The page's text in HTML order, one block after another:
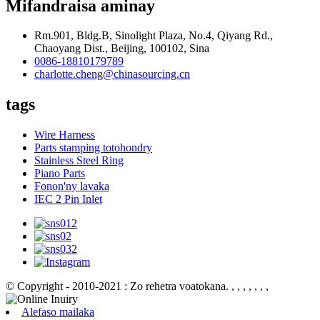
Mifandraisa aminay
Rm.901, Bldg.B, Sinolight Plaza, No.4, Qiyang Rd.,
Chaoyang Dist., Beijing, 100102, Sina
0086-18810179789
charlotte.cheng@chinasourcing.cn
tags
Wire Harness
Parts stamping totohondry
Stainless Steel Ring
Piano Parts
Fonon'ny lavaka
IEC 2 Pin Inlet
© Copyright - 2010-2021 : Zo rehetra voatokana. , , , , , , ,
Alefaso mailaka